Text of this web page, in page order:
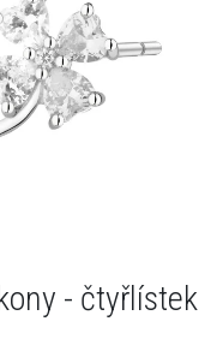
- čtyřlístek